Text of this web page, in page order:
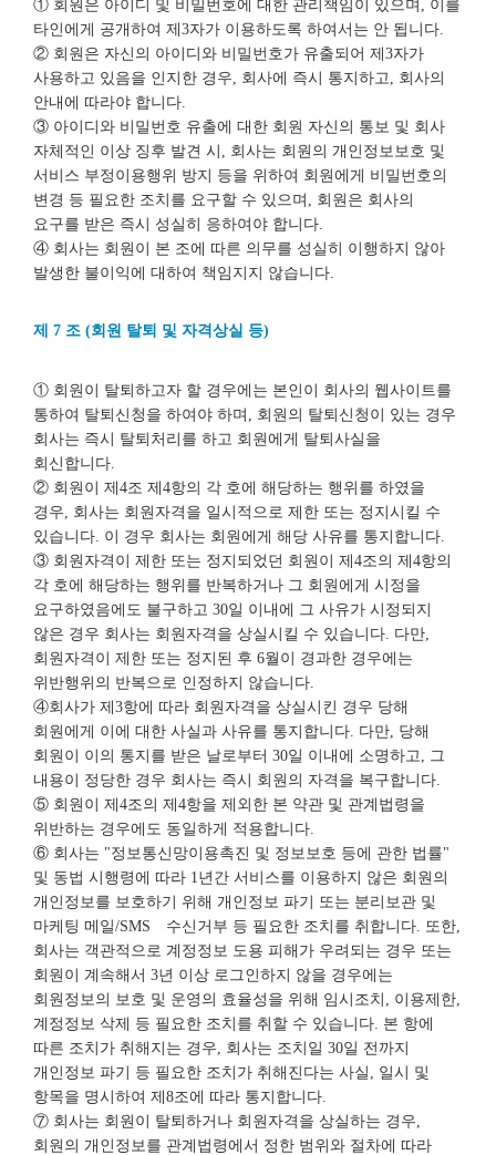
① 회원은 아이디 및 비밀번호에 대한 관리책임이 있으며, 이를
타인에게 공개하여 제3자가 이용하도록 하여서는 안 됩니다.
② 회원은 자신의 아이디와 비밀번호가 유출되어 제3자가
사용하고 있음을 인지한 경우, 회사에 즉시 통지하고, 회사의
안내에 따라야 합니다.
③ 아이디와 비밀번호 유출에 대한 회원 자신의 통보 및 회사
자체적인 이상 징후 발견 시, 회사는 회원의 개인정보보호 및
서비스 부정이용행위 방지 등을 위하여 회원에게 비밀번호의
변경 등 필요한 조치를 요구할 수 있으며, 회원은 회사의
요구를 받은 즉시 성실히 응하여야 합니다.
④ 회사는 회원이 본 조에 따른 의무를 성실히 이행하지 않아
발생한 불이익에 대하여 책임지지 않습니다.
제 7 조 (회원 탈퇴 및 자격상실 등)
① 회원이 탈퇴하고자 할 경우에는 본인이 회사의 웹사이트를
통하여 탈퇴신청을 하여야 하며, 회원의 탈퇴신청이 있는 경우
회사는 즉시 탈퇴처리를 하고 회원에게 탈퇴사실을
회신합니다.
② 회원이 제4조 제4항의 각 호에 해당하는 행위를 하였을
경우, 회사는 회원자격을 일시적으로 제한 또는 정지시킬 수
있습니다. 이 경우 회사는 회원에게 해당 사유를 통지합니다.
③ 회원자격이 제한 또는 정지되었던 회원이 제4조의 제4항의
각 호에 해당하는 행위를 반복하거나 그 회원에게 시정을
요구하였음에도 불구하고 30일 이내에 그 사유가 시정되지
않은 경우 회사는 회원자격을 상실시킬 수 있습니다. 다만,
회원자격이 제한 또는 정지된 후 6월이 경과한 경우에는
위반행위의 반복으로 인정하지 않습니다.
④회사가 제3항에 따라 회원자격을 상실시킨 경우 당해
회원에게 이에 대한 사실과 사유를 통지합니다. 다만, 당해
회원이 이의 통지를 받은 날로부터 30일 이내에 소명하고, 그
내용이 정당한 경우 회사는 즉시 회원의 자격을 복구합니다.
⑤ 회원이 제4조의 제4항을 제외한 본 약관 및 관계법령을
위반하는 경우에도 동일하게 적용합니다.
⑥ 회사는 "정보통신망이용촉진 및 정보보호 등에 관한 법률"
및 동법 시행령에 따라 1년간 서비스를 이용하지 않은 회원의
개인정보를 보호하기 위해 개인정보 파기 또는 분리보관 및
마케팅 메일/SMS 수신거부 등 필요한 조치를 취합니다. 또한,
회사는 객관적으로 계정정보 도용 피해가 우려되는 경우 또는
회원이 계속해서 3년 이상 로그인하지 않을 경우에는
회원정보의 보호 및 운영의 효율성을 위해 임시조치, 이용제한,
계정정보 삭제 등 필요한 조치를 취할 수 있습니다. 본 항에
따른 조치가 취해지는 경우, 회사는 조치일 30일 전까지
개인정보 파기 등 필요한 조치가 취해진다는 사실, 일시 및
항목을 명시하여 제8조에 따라 통지합니다.
⑦ 회사는 회원이 탈퇴하거나 회원자격을 상실하는 경우,
회원의 개인정보를 관계법령에서 정한 범위와 절차에 따라